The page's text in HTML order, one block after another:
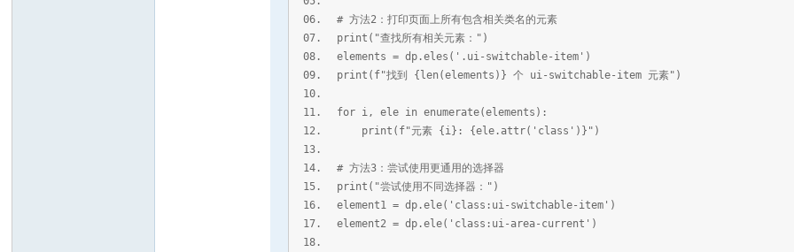
# 方法2：打印页面上所有包含相关类名的元素
print("查找所有相关元素：")
elements = dp.eles('.ui-switchable-item')
print(f"找到 {len(elements)} 个 ui-switchable-item 元素")
for i, ele in enumerate(elements):
print(f"元素 {i}: {ele.attr('class')}")
# 方法3：尝试使用更通用的选择器
print("尝试使用不同选择器：")
element1 = dp.ele('class:ui-switchable-item')
element2 = dp.ele('class:ui-area-current')